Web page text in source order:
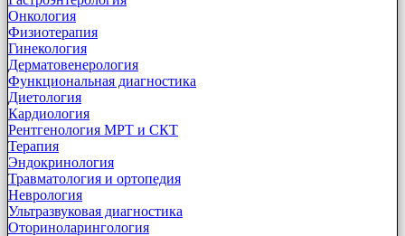
Онкология
Физиотерапия
Гинекология
Дерматовенерология
Функциональная диагностика
Диетология
Кардиология
Рентгенология МРТ и СКТ
Терапия
Эндокринология
Травматология и ортопедия
Неврология
Ультразвуковая диагностика
Оториноларингология